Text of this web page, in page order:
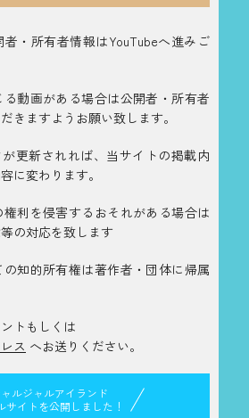
・所有者情報はYouTubeへ進みご
動画がある場合は公開者・所有者
きますようお願い致します。
更新されれば、当サイトの掲載内
に変わります。
利を侵害するおそれがある場合は
の対応を致します
知的所有権は著作者・団体に帰属
トもしくは
ス へお送りください。
ルジャルアイランド
サイトを公開しました！